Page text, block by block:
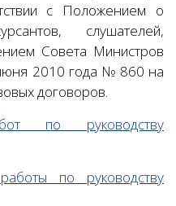
с Положением о
слушателей,
Совета Министров
2010 года № 860 на
договоров.
по руководству
по руководству